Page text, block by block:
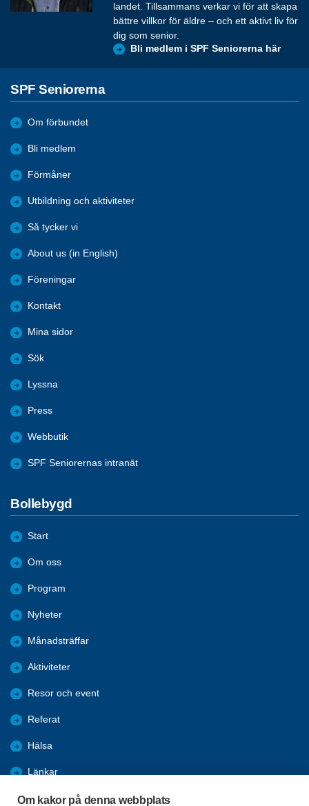
Om kakor på denna webbplats
landet. Tillsammans verkar vi för att skapa
bättre villkor för äldre – och ett aktivt liv för
dig som senior.
Bli medlem i SPF Seniorerna här
SPF Seniorerna
Om förbundet
Bli medlem
Förmåner
Utbildning och aktiviteter
Så tycker vi
About us (in English)
Föreningar
Kontakt
Mina sidor
Sök
Lyssna
Press
Webbutik
SPF Seniorernas intranät
Bollebygd
Start
Om oss
Program
Nyheter
Månadsträffar
Aktiviteter
Resor och event
Referat
Hälsa
Länkar
Bli medlem